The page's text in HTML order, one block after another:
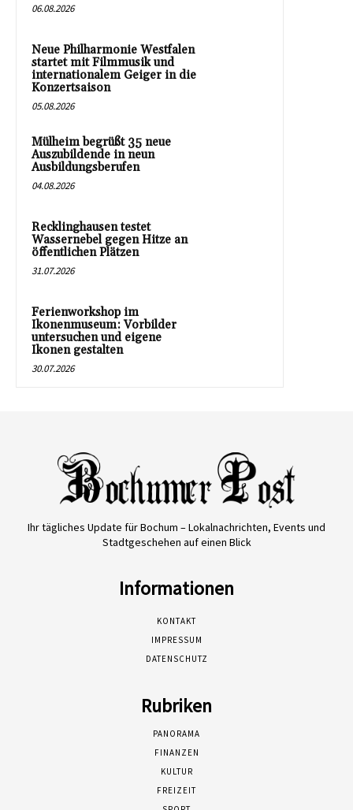
06.08.2026
Neue Philharmonie Westfalen
startet mit Filmmusik und
internationalem Geiger in die
Konzertsaison
05.08.2026
Mülheim begrüßt 35 neue
Auszubildende in neun
Ausbildungsberufen
04.08.2026
Recklinghausen testet
Wassernebel gegen Hitze an
öffentlichen Plätzen
31.07.2026
Ferienworkshop im
Ikonenmuseum: Vorbilder
untersuchen und eigene
Ikonen gestalten
30.07.2026
Ihr tägliches Update für Bochum – Lokalnachrichten, Events und
Stadtgeschehen auf einen Blick
Informationen
KONTAKT
IMPRESSUM
DATENSCHUTZ
Rubriken
PANORAMA
FINANZEN
KULTUR
FREIZEIT